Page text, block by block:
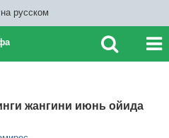
русском
жангини июнь ойида